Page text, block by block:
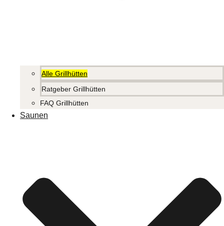
Alle Grillhütten
Ratgeber Grillhütten
FAQ Grillhütten
Saunen